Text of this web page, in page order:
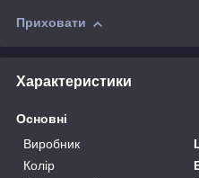
Приховати
Характеристики
Основні
Виробник
Колір